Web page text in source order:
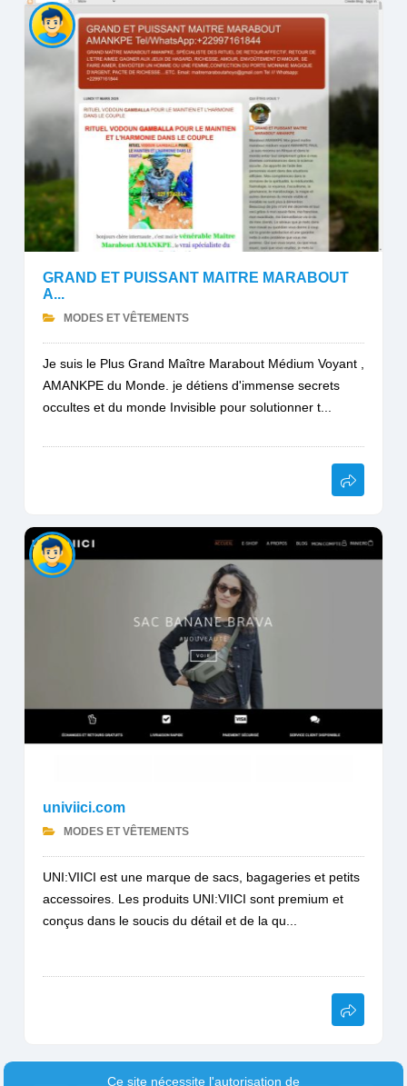
GRAND ET PUISSANT MAITRE MARABOUT
A...
MODES ET VÊTEMENTS
Je suis le Plus Grand Maître Marabout Médium Voyant ,
AMANKPE du Monde. je détiens d'immense secrets
occultes et du monde Invisible pour solutionner t...
univiici.com
MODES ET VÊTEMENTS
UNI:VIICI est une marque de sacs, bagageries et petits
accessoires. Les produits UNI:VIICI sont premium et
conçus dans le soucis du détail et de la qu...
Ce site nécessite l'autorisation de